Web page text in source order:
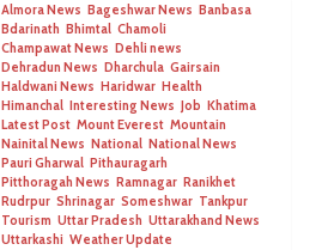
Almora News Bageshwar News Banbasa
Bdarinath Bhimtal Chamoli
Champawat News Dehli news
Dehradun News Dharchula Gairsain
Haldwani News Haridwar Health
Himanchal Interesting News Job Khatima
Latest Post Mount Everest Mountain
Nainital News National National News
Pauri Gharwal Pithauragarh
Pitthoragah News Ramnagar Ranikhet
Rudrpur Shrinagar Someshwar Tankpur
Tourism Uttar Pradesh Uttarakhand News
Uttarkashi Weather Update